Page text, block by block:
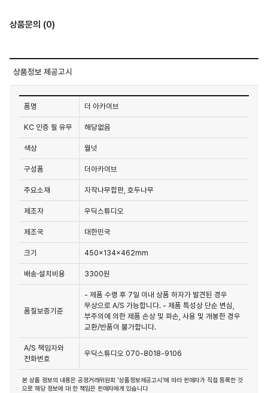
상품문의 (0)
상품정보 제공고시
품명 더 아카이브
KC 인증 필 유무 해당없음
색상 월넛
구성품 더아카이브
주요소재 자작나무합판, 호두나무
제조자 우딕스튜디오
제조국 대한민국
크기 450x134x462mm
배송·설치비용 3300원
품질보증기준
- 제품 수령 후 7일 이내 상품 하자가 발견된 경우
무상으로 A/S 가능합니다. - 제품 특성상 단순 변심,
부주의에 의한 제품 손상 및 파손, 사용 및 개봉한 경우
교환/반품이 불가합니다.
A/S 책임자와
전화번호
우딕스튜디오 070-8018-9106
본 상품 정보의 내용은 공정거래위원회 '상품정보제공고시'에 따라 판매자가 직접 등록한 것
으로 해당 정보에 대 한 책임은 판매자에게 있습니다